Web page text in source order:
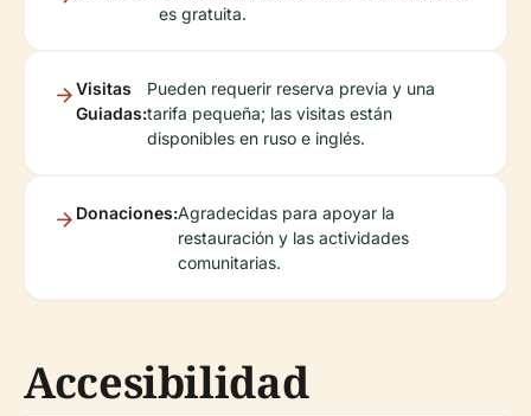
es gratuita.
Visitas
Guiadas:
Pueden requerir reserva previa y una
tarifa pequeña; las visitas están
disponibles en ruso e inglés.
Donaciones:Agradecidas para apoyar la
restauración y las actividades
comunitarias.
Accesibilidad